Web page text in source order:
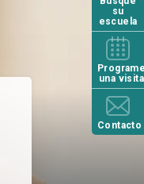
su
escuela
una visita
Contacto